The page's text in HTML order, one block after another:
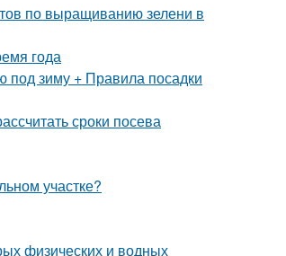
по выращиванию зелени в
года
под зиму + Правила посадки
сроки посева
участке?
физических и водных